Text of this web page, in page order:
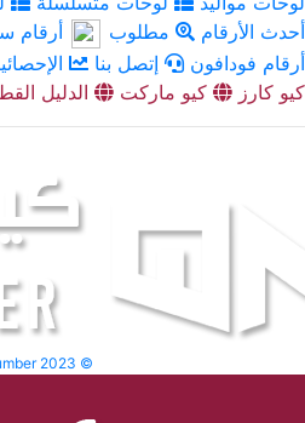
أحدث الأرقام
مطلوب أرقام
أرقام فودافون
إتصل بنا
كيو كارز
كيو ماركت الدليل
2023 ©